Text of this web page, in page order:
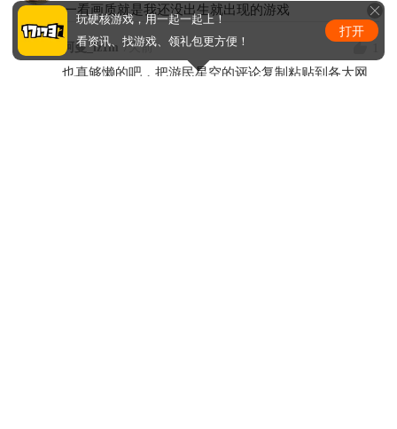
一看画质就是我还没出生就出现的游戏
阿曼_lz1m 7天前
也真够懒的吧，把游民星空的评论复制粘贴到各大网
玩硬核游戏，用一起一起上！
看资讯、找游戏、领礼包更方便！
打开